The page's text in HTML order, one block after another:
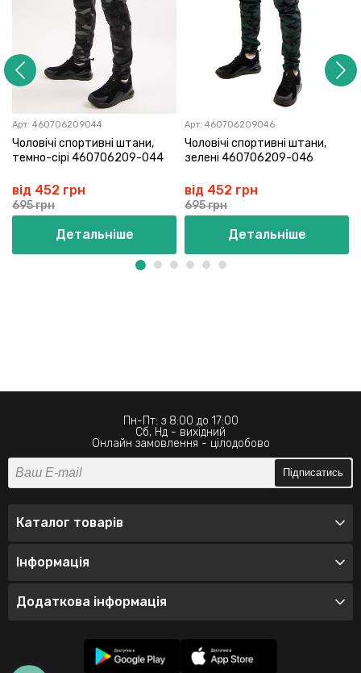
Арт: 460706209044
Чоловічі спортивні штани,
темно-сірі 460706209-044
від 452 грн
695 грн
Детальніше
Арт: 460706209046
Чоловічі спортивні штани,
зелені 460706209-046
від 452 грн
695 грн
Детальніше
Пн-Пт: з 8:00 до 17:00
Сб, Нд - вихідний
Онлайн замовлення - цілодобово
Підписатись
Каталог товарів
Інформація
Додаткова інформація